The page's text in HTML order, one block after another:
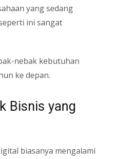
yang sedang
ini sangat
nebak kebutuhan
ke depan.
Bisnis yang
biasanya mengalami